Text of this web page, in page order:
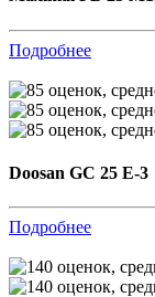
Подробнее
Doosan GC 25 E-3
Подробнее